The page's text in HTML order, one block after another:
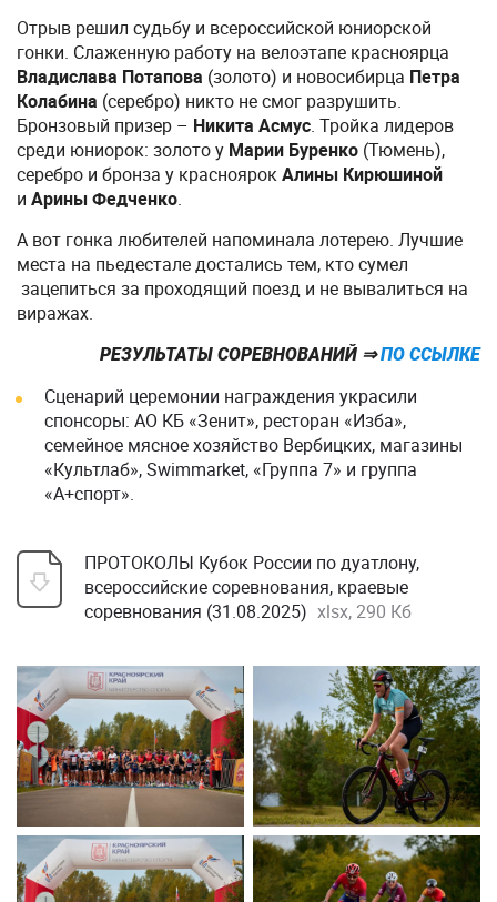
Отрыв решил судьбу и всероссийской юниорской
гонки. Слаженную работу на велоэтапе красноярца
Владислава Потапова (золото) и новосибирца Петра
Колабина (серебро) никто не смог разрушить.
Бронзовый призер – Никита Асмус. Тройка лидеров
среди юниорок: золото у Марии Буренко (Тюмень),
серебро и бронза у красноярокАлины Кирюшиной
и Арины Федченко.
А вот гонка любителей напоминала лотерею. Лучшие
места на пьедестале достались тем, кто сумел
зацепиться за проходящий поезд и не вывалиться на
виражах.
РЕЗУЛЬТАТЫ СОРЕВНОВАНИЙ ⇒ПО ССЫЛКЕ
Сценарий церемонии награждения украсили
спонсоры: АО КБ «Зенит», ресторан «Изба»,
семейное мясное хозяйство Вербицких, магазины
«Культлаб», Swimmarket, «Группа 7» и группа
«А+спорт».
ПРОТОКОЛЫ Кубок России по дуатлону,
всероссийские соревнования, краевые
соревнования (31.08.2025) xlsx, 290 Кб